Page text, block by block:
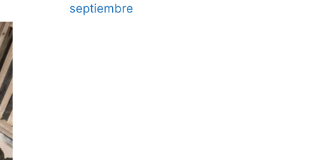
septiembre